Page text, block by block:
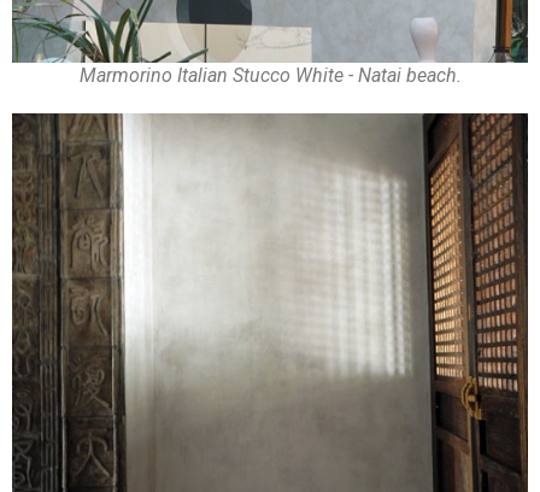
Marmorino Italian Stucco White - Natai beach.